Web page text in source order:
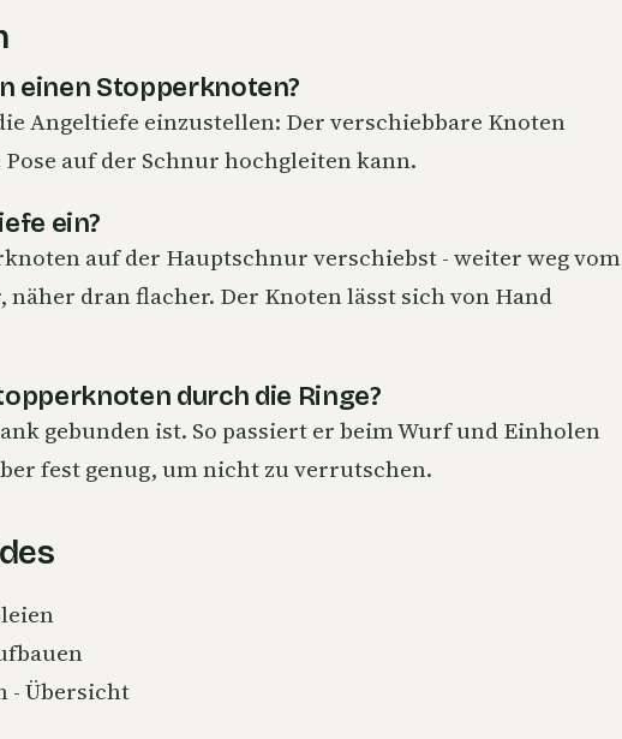
einen Stopperknoten?
Angeltiefe einzustellen: Der verschiebbare Knoten
auf der Schnur hochgleiten kann.
ein?
auf der Hauptschnur verschiebst - weiter weg vom
näher dran flacher. Der Knoten lässt sich von Hand
durch die Ringe?
gebunden ist. So passiert er beim Wurf und Einholen
fest genug, um nicht zu verrutschen.
- Übersicht